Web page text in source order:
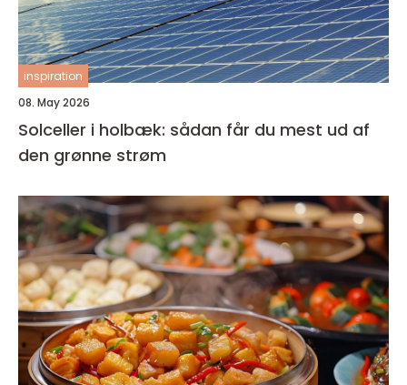
inspiration
08. May 2026
Solceller i holbæk: sådan får du mest ud af
den grønne strøm